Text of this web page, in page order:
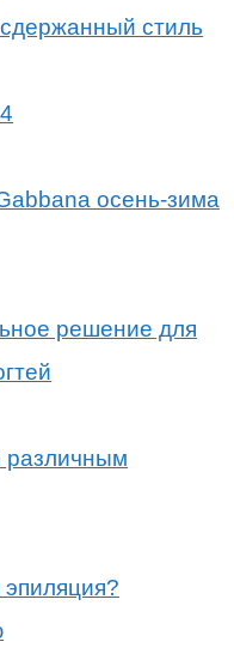
стиль
осень-зима
решение для
различным